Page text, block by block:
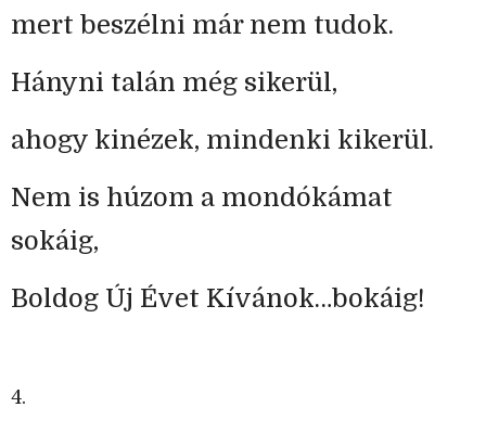
mert beszélni már nem tudok.
Hányni talán még sikerül,
ahogy kinézek, mindenki kikerül.
Nem is húzom a mondókámat
sokáig,
Boldog Új Évet Kívánok…bokáig!
4.